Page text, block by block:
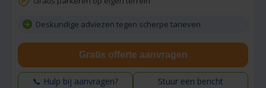
Deskundige adviezen tegen scherpe tarieven
Gratis offerte aanvragen
📞 Hulp bij aanvragen? Stuur een bericht